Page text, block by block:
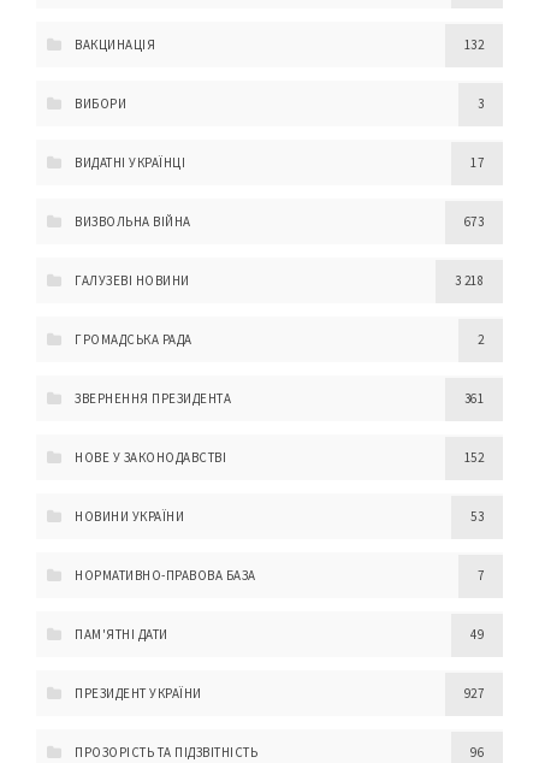
ВАКЦИНАЦІЯ 132
ВИБОРИ 3
ВИДАТНІ УКРАЇНЦІ 17
ВИЗВОЛЬНА ВІЙНА 673
ГАЛУЗЕВІ НОВИНИ 3 218
ГРОМАДСЬКА РАДА 2
ЗВЕРНЕННЯ ПРЕЗИДЕНТА 361
НОВЕ У ЗАКОНОДАВСТВІ 152
НОВИНИ УКРАЇНИ 53
НОРМАТИВНО-ПРАВОВА БАЗА 7
ПАМ'ЯТНІ ДАТИ 49
ПРЕЗИДЕНТ УКРАЇНИ 927
ПРОЗОРІСТЬ ТА ПІДЗВІТНІСТЬ 96